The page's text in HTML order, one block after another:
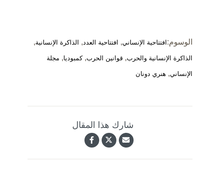
الوسوم: افتتاحية الإنساني, افتتاحية العدد, الذاكرة الإنسانية,
الذاكرة الإنسانية والحرب, قوانين الحرب,كمبوديا, مجلة
الإنساني, هنري دونان
شارك هذا المقال